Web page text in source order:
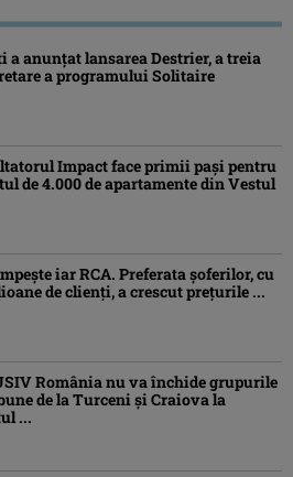
a anunțat lansarea Destrier, a treia
a programului Solitaire
Impact face primii pași pentru
de 4.000 de apartamente din Vestul
iar RCA. Preferata șoferilor, cu
de clienți, a crescut prețurile ...
România nu va închide grupurile
de la Turceni și Craiova la
...